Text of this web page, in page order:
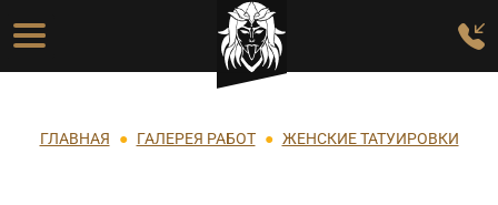
Перейти к основному содержанию
Основная навигация
Строка навигации
ГЛАВНАЯ ГАЛЕРЕЯ РАБОТ ЖЕНСКИЕ ТАТУИРОВКИ